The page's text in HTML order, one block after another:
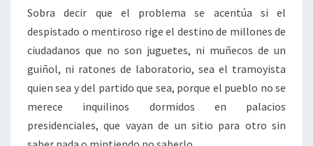
Sobra decir que el problema se acentúa si el
despistado o mentiroso rige el destino de millones de
ciudadanos que no son juguetes, ni muñecos de un
guiñol, ni ratones de laboratorio, sea el tramoyista
quien sea y del partido que sea, porque el pueblo no se
merece inquilinos dormidos en palacios
presidenciales, que vayan de un sitio para otro sin